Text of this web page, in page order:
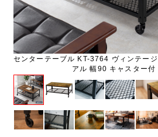
センターテーブル KT-3764 ヴィンテー
アル 幅90 キャスター付